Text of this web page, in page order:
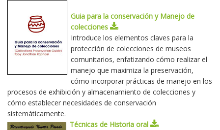
Guia para la conservación y Manejo de
colecciones
Introduce los elementos claves para la
protección de colecciones de museos
comunitarios, enfatizando cómo realizar el
manejo que maximiza la preservación,
cómo incorporar prácticas de manejo en los
procesos de exhibición y almacenamiento de colecciones y
cómo establecer necesidades de conservación
sistemáticamente.
Técnicas de Historia oral